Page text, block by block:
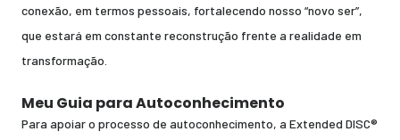
conexão, em termos pessoais, fortalecendo nosso “novo ser”,
que estará em constante reconstrução frente a realidade em
transformação.
Meu Guia para Autoconhecimento
Para apoiar o processo de autoconhecimento, a Extended DISC®